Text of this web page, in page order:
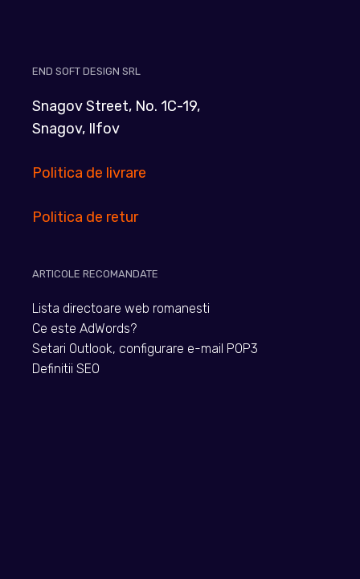
END SOFT DESIGN SRL
Snagov Street, No. 1C-19,
Snagov, Ilfov
Politica de livrare
Politica de retur
ARTICOLE RECOMANDATE
Lista directoare web romanesti
Ce este AdWords?
Setari Outlook, configurare e-mail POP3
Definitii SEO